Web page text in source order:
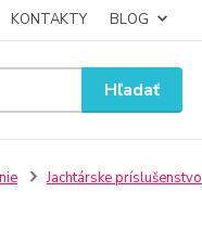
KONTAKTY BLOG
Hľadať
Jachtárske príslušenstvo